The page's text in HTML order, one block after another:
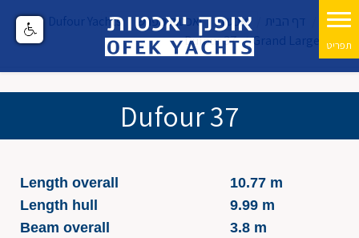
דף הבית יאכטות יאכטות מפרש
Dufour Yachts
Grand Large
Dufour 37
Dufour 37
Length overall
10.77 m
Length hull
9.99 m
Beam overall
3.8 m